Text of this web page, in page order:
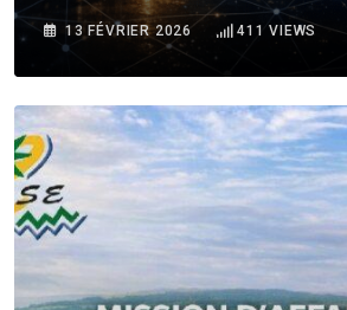
13 FÉVRIER 2026 411 VIEWS